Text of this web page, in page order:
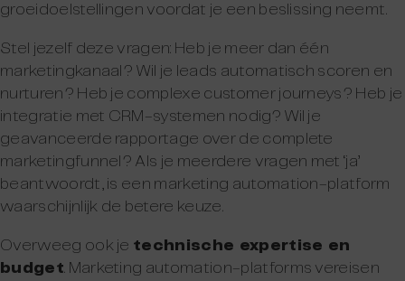
groeidoelstellingen voordat je een beslissing neemt.
Stel jezelf deze vragen: Heb je meer dan één
marketingkanaal? Wil je leads automatisch scoren en
nurturen? Heb je complexe customer journeys? Heb je
integratie met CRM-systemen nodig? Wil je
geavanceerde rapportage over de complete
marketingfunnel? Als je meerdere vragen met ‘ja’
beantwoordt, is een marketing automation-platform
waarschijnlijk de betere keuze.
Overweeg ook je technische expertise en
budget . Marketing automation-platforms vereisen